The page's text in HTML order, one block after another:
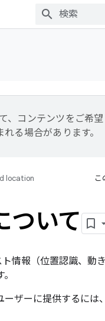
、コンテンツをご希望
る場合があります。
location こ
ついて
情報（位置認識、動
ザーに提供するには